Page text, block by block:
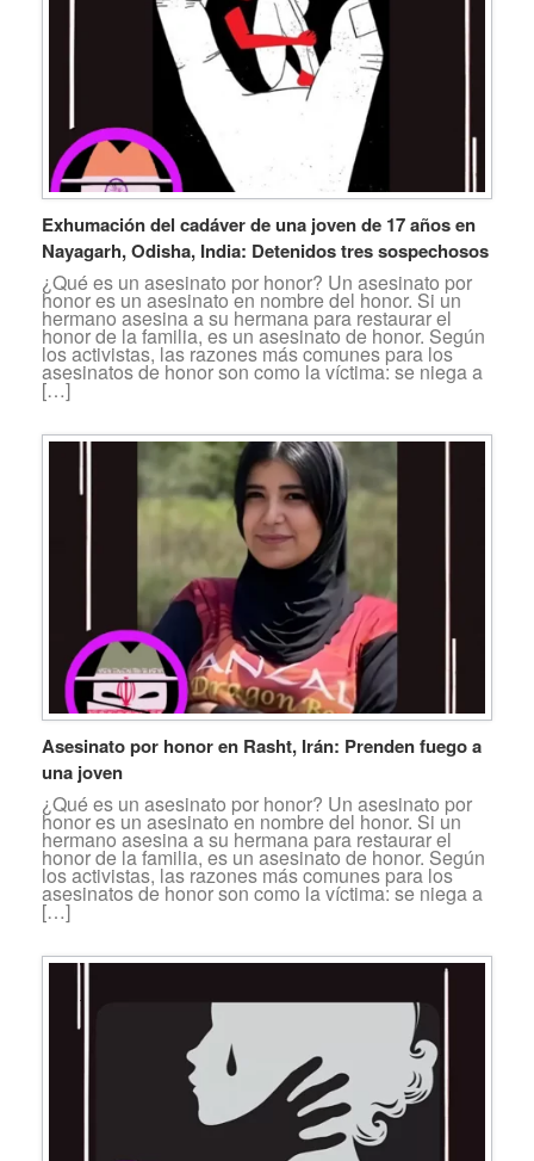
Exhumación del cadáver de una joven de 17 años en
Nayagarh, Odisha, India: Detenidos tres sospechosos
¿Qué es un asesinato por honor? Un asesinato por
honor es un asesinato en nombre del honor. Si un
hermano asesina a su hermana para restaurar el
honor de la familia, es un asesinato de honor. Según
los activistas, las razones más comunes para los
asesinatos de honor son como la víctima: se niega a
[…]
Asesinato por honor en Rasht, Irán: Prenden fuego a
una joven
¿Qué es un asesinato por honor? Un asesinato por
honor es un asesinato en nombre del honor. Si un
hermano asesina a su hermana para restaurar el
honor de la familia, es un asesinato de honor. Según
los activistas, las razones más comunes para los
asesinatos de honor son como la víctima: se niega a
[…]